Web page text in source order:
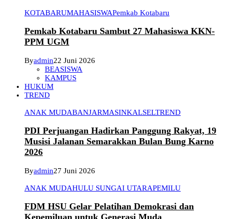
KOTABARUMAHASISWAPemkab Kotabaru
Pemkab Kotabaru Sambut 27 Mahasiswa KKN-
PPM UGM
Byadmin22 Juni 2026
BEASISWA
KAMPUS
HUKUM
TREND
ANAK MUDABANJARMASINKALSELTREND
PDI Perjuangan Hadirkan Panggung Rakyat, 19
Musisi Jalanan Semarakkan Bulan Bung Karno
2026
Byadmin27 Juni 2026
ANAK MUDAHULU SUNGAI UTARAPEMILU
FDM HSU Gelar Pelatihan Demokrasi dan